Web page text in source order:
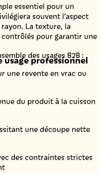
essentiel pour un
souvent l’aspect
La texture, la
pour garantir une
usage professionnel
des usages B2B :
une revente en vrac ou
du produit à la cuisson
une découpe nette
des contraintes strictes